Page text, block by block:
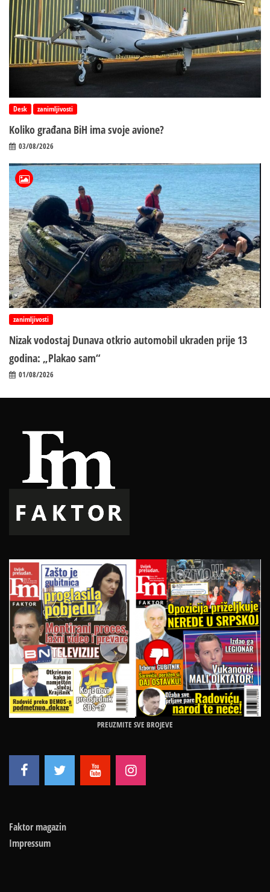
Desk zanimljivosti
Koliko građana BiH ima svoje avione?
03/08/2026
zanimljivosti
Nizak vodostaj Dunava otkrio automobil ukraden prije 13
godina: „Plakao sam“
01/08/2026
PREUZMITE SVE BROJEVE
Faktor magazin
Impressum